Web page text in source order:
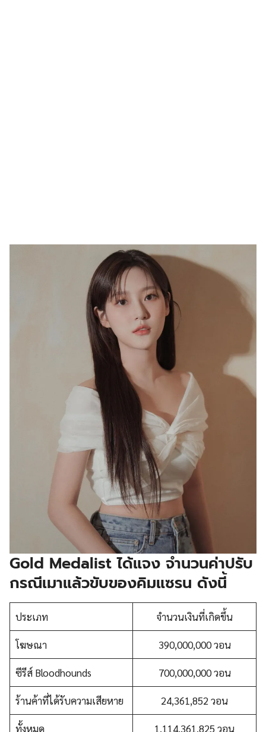
Gold Medalist ได้แจง จำนวนค่าปรับ
กรณีเมาแล้วขับของคิมแซรน ดังนี้
ประเภท จำนวนเงินที่เกิดขึ้น
โฆษณา 390,000,000 วอน
ซีรีส์ Bloodhounds 700,000,000 วอน
ร้านค้าที่ได้รับความเสียหาย 24,361,852 วอน
ทั้งหมด 1,114,361,825 วอน